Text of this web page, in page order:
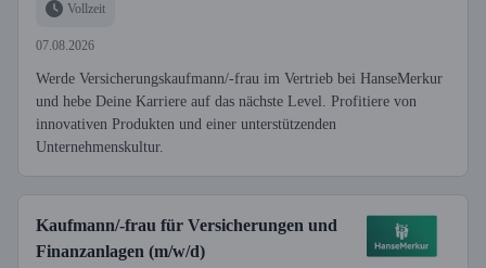
Vollzeit
07.08.2026
Werde Versicherungskaufmann/-frau im Vertrieb bei HanseMerkur
und hebe Deine Karriere auf das nächste Level. Profitiere von
innovativen Produkten und einer unterstützenden
Unternehmenskultur.
Kaufmann/-frau für Versicherungen und
Finanzanlagen (m/w/d)